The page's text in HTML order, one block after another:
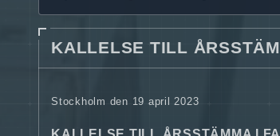
KALLELSE TILL
Stockholm den 19 april 2023